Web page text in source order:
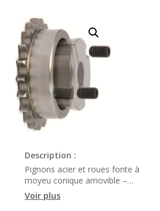
Description :
Pignons acier et roues fonte à
moyeu conique amovible –
PCRMA10B38A
Voir plus